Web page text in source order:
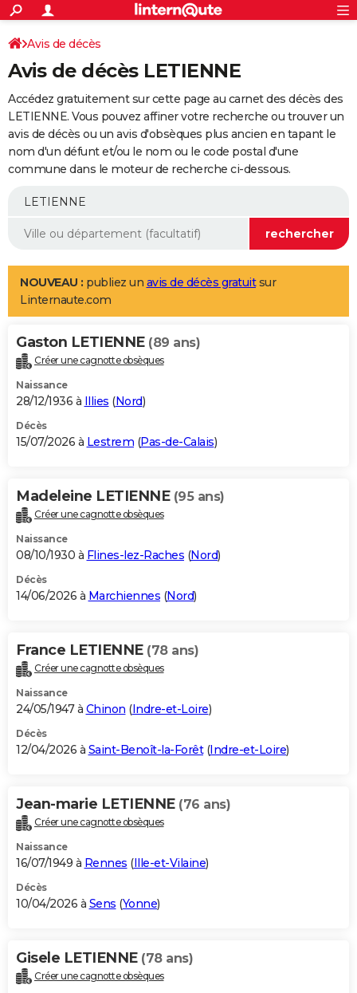
ACTUALITÉS
Politique
Société
Faits Divers
Education
Monde
Villes
+
SPORT
Coupe du monde 2026
Football
Tennis
Cyclisme
Rugby
Forum
Programme TV
TNTStreaming
Cinéma
Sorties cinéma
Musique
+FINANCE
Retraite
Epargne
Immobilier
Risques naturels par ville
Banque
Assurance
AUTO
Essais
Réserver un essai
Citadines
Berlines
SUV
Forum auto
+
Mobiles
Meilleur smartphone
Internet
Ordinateurs
Jeux vidéo
Guide high-tech
Aménagement intérieur
LIFESTYLE
Art de vivre
Bien-être
Loisirs
Mode
Modes de vie
Alimentation
Guide de la santé
Maladies
Médicaments
Sommeil
VOYAGE
Destinations
City break
Voyage nature
Voyage de noces
Forum
Climat
+PHOTO
GUIDES D'ACHAT
BONS PLANS
Carte de Noël
Carte Bonne année
Carte Saint-Valentin
Carte Pâques
Carte d'anniversaire
DICTIONNAIRE
Dictionnaire
Biographies
Citations
Expressions
Proverbes
PROGRAMME TV
S'inscrire
Se connecter
Lycées
Collèges
Primaires
Universités
Entreprises
Service militaire
Avis de recherche
AVIS DE DÉCÈS
Bricolage
Lifestyle
Culture
Sport
Auto
Television
Voyage
Cinema
Avis de décès
Avis de décès LETIENNE
Accédez gratuitement sur cette page au carnet des décès des
LETIENNE. Vous pouvez affiner votre recherche ou trouver un
avis de décès ou un avis d'obsèques plus ancien en tapant le
nom d'un défunt et/ou le nom ou le code postal d'une
commune dans le moteur de recherche ci-dessous.
NOUVEAU : publiez un avis de décès gratuitsur
Linternaute.com
Gaston LETIENNE (89 ans)
Créer une cagnotte obsèques
Naissance
28/12/1936 à Illies (Nord)
Décès
15/07/2026 à Lestrem (Pas-de-Calais)
Madeleine LETIENNE (95 ans)
Créer une cagnotte obsèques
Naissance
08/10/1930 à Flines-lez-Raches (Nord)
Décès
14/06/2026 à Marchiennes (Nord)
France LETIENNE (78 ans)
Créer une cagnotte obsèques
Naissance
24/05/1947 à Chinon (Indre-et-Loire)
Décès
12/04/2026 à Saint-Benoît-la-Forêt(Indre-et-Loire)
Jean-marie LETIENNE (76 ans)
Créer une cagnotte obsèques
Naissance
16/07/1949 à Rennes (Ille-et-Vilaine)
Décès
10/04/2026 à Sens (Yonne)
Gisele LETIENNE (78 ans)
Créer une cagnotte obsèques